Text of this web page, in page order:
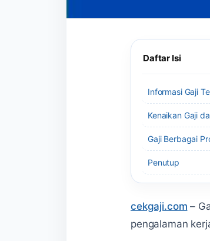
Daftar Isi
Informasi Gaji
Kenaikan Gaji
Gaji Berbagai
Penutup
cekgaji.com –
pengalaman